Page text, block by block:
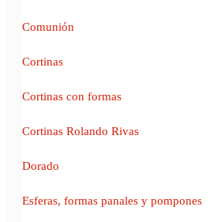
Comunión
Cortinas
Cortinas con formas
Cortinas Rolando Rivas
Dorado
Esferas, formas panales y pompones